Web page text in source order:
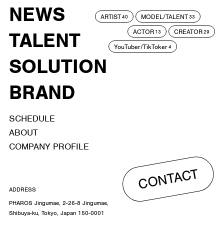
NEWS
TALENT
SOLUTION
BRAND
ARTIST40 MODEL/TALENT33
ACTOR 13 CREATOR29
YouTuber/TikToker4
SCHEDULE
ABOUT
COMPANY PROFILE
CONTACT
ADDRESS
PHAROS Jingumae, 2-26-8 Jingumae,
Shibuya-ku, Tokyo, Japan 150-0001